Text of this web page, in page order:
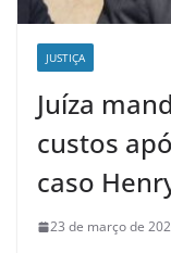
JUSTIÇA
Juíza
custos
caso
23 de março de